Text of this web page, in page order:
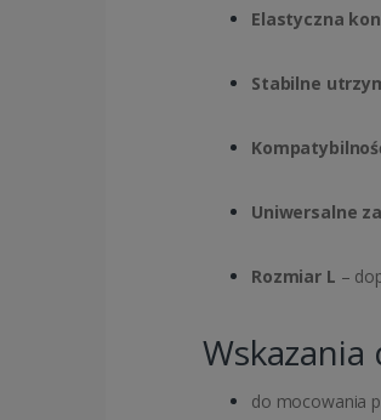
Elastyczna
Stabilne
Uniwersalne
Rozmiar L –
do mocowania